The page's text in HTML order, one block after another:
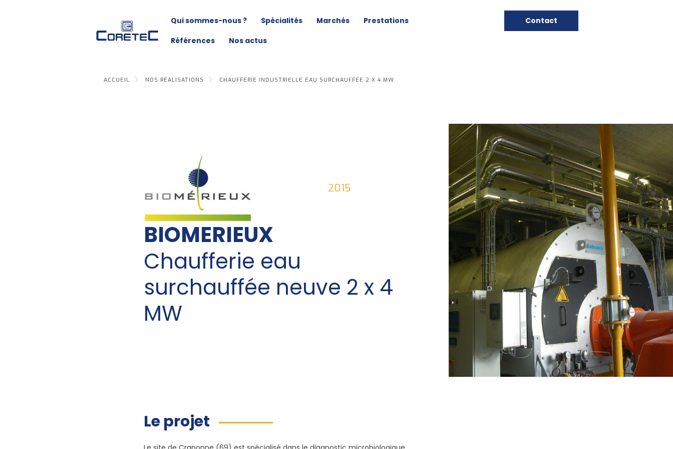
Qui sommes-nous ? Spécialités Marchés
Prestations
Références
Nos actus
Contact
ACCUEIL NOS RÉALISATIONS CHAUFFERIE INDUSTRIELLE EAU SURCHAUFFÉE 2 X 4 MW
2015
BIOMERIEUX
Chaufferie eau
surchauffée neuve 2 x 4
MW
Le projet